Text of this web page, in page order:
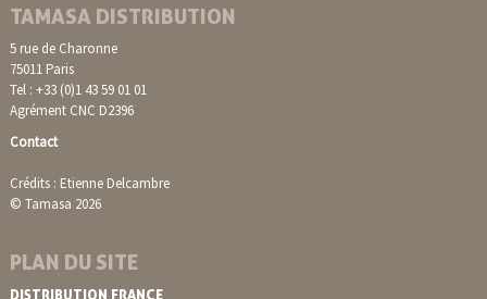
TAMASA DISTRIBUTION
5 rue de Charonne
75011 Paris
Tel : +33 (0)1 43 59 01 01
Agrément CNC D2396
Contact
Crédits : Etienne Delcambre
© Tamasa 2026
PLAN DU SITE
DISTRIBUTION FRANCE